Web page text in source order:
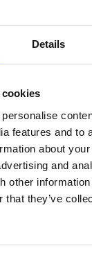
Details
features and to
about
and
other information
that they’ve
Einblicke
per E-
abmelden.